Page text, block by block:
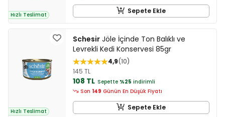
Hızlı Teslimat Sepete Ekle
Hızlı Teslimat
Schesir Jöle İçinde Ton Balıklı ve
Levrekli Kedi Konservesi 85gr
4,9 10
145 TL
108 TL Sepette %25 indirimli
Son 149 Günün En Düşük Fiyatı
Sepete Ekle